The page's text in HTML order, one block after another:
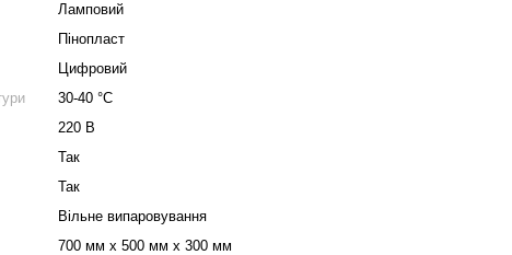
Ламповий
Пінопласт
Цифровий
30-40 °С
220 В
Так
Так
Вільне випаровування
700 мм х 500 мм х 300 мм